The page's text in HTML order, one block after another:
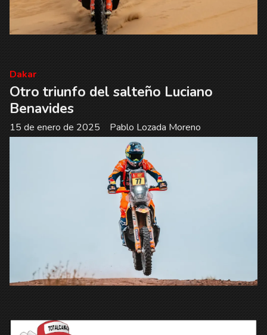
Otro triunfo del salteño Luciano
Benavides
Pablo Lozada Moreno
Dakar
15 de enero de 2025